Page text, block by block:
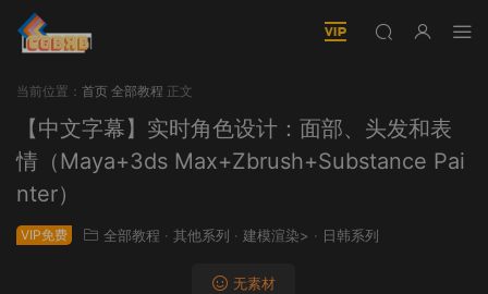
当前位置： 首页 全部教程 正文
【中文字幕】实时角色设计：面部、头发和表
情（Maya+3ds Max+Zbrush+Substance Pai
nter）
VIP免费 全部教程 · 其他系列 · 建模渲染> · 日韩系列
无素材